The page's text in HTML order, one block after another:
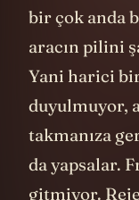
bir çok anda
aracın pilini
Yani harici
duyulmuyor,
takmanıza
da yapsalar.
gitmiyor.